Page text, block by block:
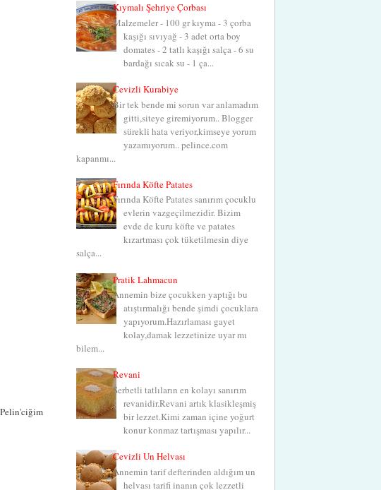
Kıymalı Şehriye Çorbası
Malzemeler - 100 gr kıyma - 3 çorba
kaşığı sıvıyağ - 3 adet orta boy
domates - 2 tatlı kaşığı salça - 6 su
bardağı sıcak su - 1 ça...
Cevizli Kurabiye
Bir tek bende mi sorun var anlamadım
gitti,siteye giremiyorum.. Blogger
sürekli hata veriyor,kimseye yorum
yazamıyorum.. pelince.com
kapanmı...
Fırında Köfte Patates
Fırında Köfte Patates sanırım çocuklu
evlerin vazgeçilmezidir. Bizim
evde de kuru köfte ve patates
kızartması çok tüketilmesin diye
salça...
Pratik Lahmacun
Annemin bize çocukken yaptığı bu
atıştırmalığı bende şimdi çocuklara
yapıyorum.Hazırlaması gayet
kolay,damak lezzetinize uyar mı
bilem...
Revani
Şerbetli tatlıların en kolayı sanırım
revanidir.Revani artık klasikleşmiş
bir lezzet.Kimi zaman içine yoğurt
konur konmaz tartışması yapılır...
Cevizli Un Helvası
Annemin tarif defterinden aldığım un
helvası tarifi inanın çok lezzetli